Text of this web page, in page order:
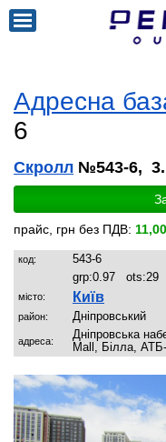
Адресна
6
Скролл №543-6,
прайс, грн без ПДВ:
код:
543-6
grp:0.97 ots:29
місто: Київ
район: Дніпровський
адреса:
Дніпровська
Mall, Білла,